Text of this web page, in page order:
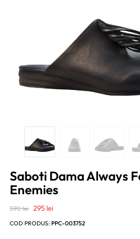
Saboti Dama Always
Enemies
590lei Prețul
inițial
295 leiPrețul
curent
COD PRODUS: PPC-003752